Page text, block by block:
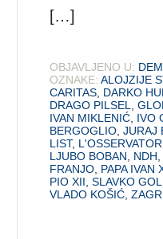
[…]
OBJAVLJENO U:
OZNAKE: ALOJZIJE
CARITAS DARKO
DRAGO PILSEL
,
IVAN MIKLENIĆ IVO
BERGOGLIO ,JURAJ
LIST,
LJUBO BOBAN
NDH
FRANJO PAPA IVAN
PIO XII ,SLAVKO
VLADO KOŠIĆ ,